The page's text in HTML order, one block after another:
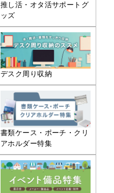
推し活・オタ活サポートグ
ッズ
デスク周り収納
書類ケース・ポーチ・クリ
アホルダー特集